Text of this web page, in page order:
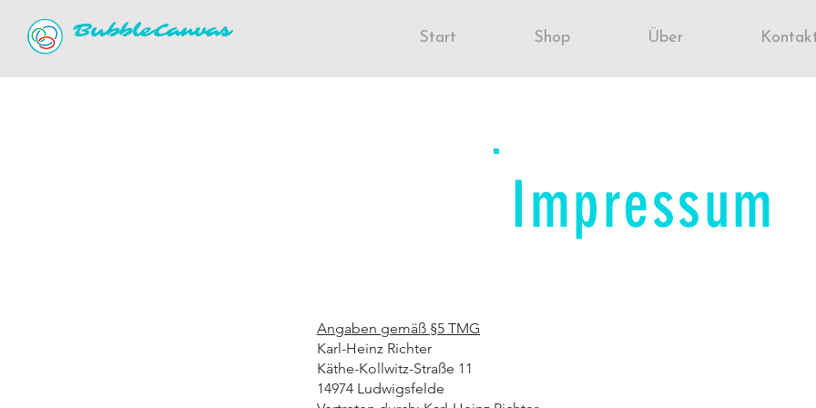
BubbleCanvas Start Shop Über
Impressum
Angaben gemäß §5 TMG
Karl-Heinz Richter
Käthe-Kollwitz-Straße 11
14974 Ludwigsfelde